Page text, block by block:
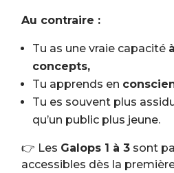
Au contraire :
Tu as une vraie capacité
concepts,
Tu apprends en
Tu es souvent plus
qu’un public plus jeune.
👉 Les Galops 1 à 3 sont
accessibles dès la